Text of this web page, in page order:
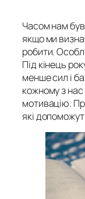
Часом нам
якщо ми
робити.
Під кінець
менше сил і
кожному з нас
мотивацію.
які